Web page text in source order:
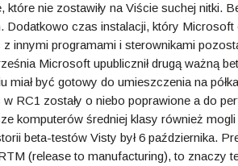
które nie zostawiły na Viście suchej nitki.
Dodatkowo czas instalacji, który Microsoft
innymi programami i sterownikami
Microsoft upublicznił drugą ważną
miał być gotowy do umieszczenia na
RC1 zostały o niebo poprawione a do
komputerów średniej klasy również
beta-testów Visty był 6 października.
(release to manufacturing), to znaczy